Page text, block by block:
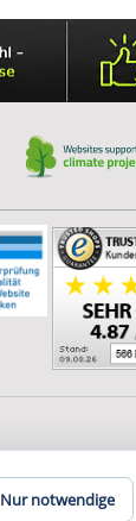
Nur notwendige